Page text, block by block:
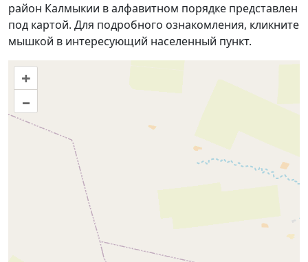
район Калмыкии в алфавитном порядке представлен
под картой. Для подробного ознакомления, кликните
мышкой в интересующий населенный пункт.
+
–